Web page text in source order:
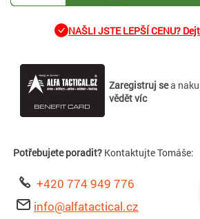
NAŠLI JSTE LEPŠÍ CENU?
Zaregistruj sea
vědět víc
Potřebujete poradit? Kontaktujte Tomáše:
+420 774 949 776
info@alfatactical.cz